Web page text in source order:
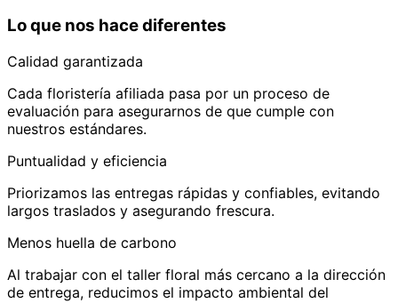
Lo que nos hace diferentes
Calidad garantizada
Cada floristería afiliada pasa por un proceso de
evaluación para asegurarnos de que cumple con
nuestros estándares.
Puntualidad y eficiencia
Priorizamos las entregas rápidas y confiables, evitando
largos traslados y asegurando frescura.
Menos huella de carbono
Al trabajar con el taller floral más cercano a la dirección
de entrega, reducimos el impacto ambiental del